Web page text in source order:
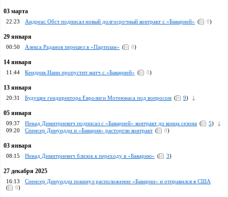
03 марта
22:23 Андреас Обст подписал новый долгосрочный контракт с «Баварией» ( 0)
29 января
00:50 Алекса Раданов перешел в «Партизан» ( 0)
14 января
11:44 Кендрик Нанн пропустит матч с «Баварией» ( 0)
13 января
20:31 Будущее гендиректора Евролиги Мотеюнаса под вопросом ( 9)
05 января
09:37 Ненад Димитриевич подписал с «Баварией» контракт до конца сезона ( 5)
09:20
Спенсер Динуидди и «Бавария» расторгли контракт ( 0)
03 января
08:15 Ненад Димитриевич близок к переходу в «Баварию» ( 3)
27 декабря 2025
16:13
Спенсер Динуидди покинул расположение «Баварии» и отправился в США
(
0)